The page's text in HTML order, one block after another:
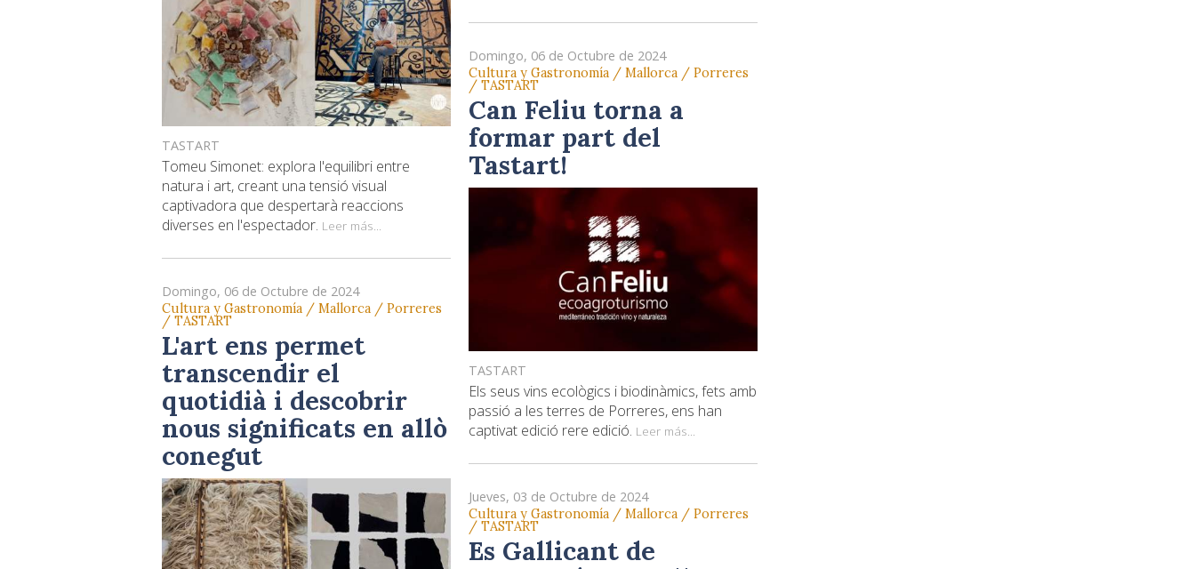
TASTART
Tomeu Simonet: explora l'equilibri entre
natura i art, creant una tensió visual
captivadora que despertarà reaccions
diverses en l'espectador. Leer más...
Domingo, 06 de Octubre de 2024
Cultura y Gastronomía / Mallorca / Porreres
/ TASTART
L'art ens permet
transcendir el
quotidià i descobrir
nous significats en allò
conegut
Domingo, 06 de Octubre de 2024
Cultura y Gastronomía / Mallorca / Porreres
/ TASTART
Can Feliu torna a
formar part del
Tastart!
TASTART
Els seus vins ecològics i biodinàmics, fets amb
passió a les terres de Porreres, ens han
captivat edició rere edició. Leer más...
Jueves, 03 de Octubre de 2024
Cultura y Gastronomía / Mallorca / Porreres
/ TASTART
Es Gallicant de